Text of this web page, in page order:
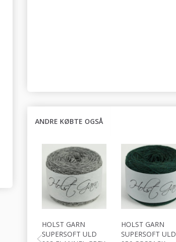
ANDRE KØBTE OGSÅ
HOLST GARN
SUPERSOFT ULD
HOLST GARN
SUPERSOFT ULD